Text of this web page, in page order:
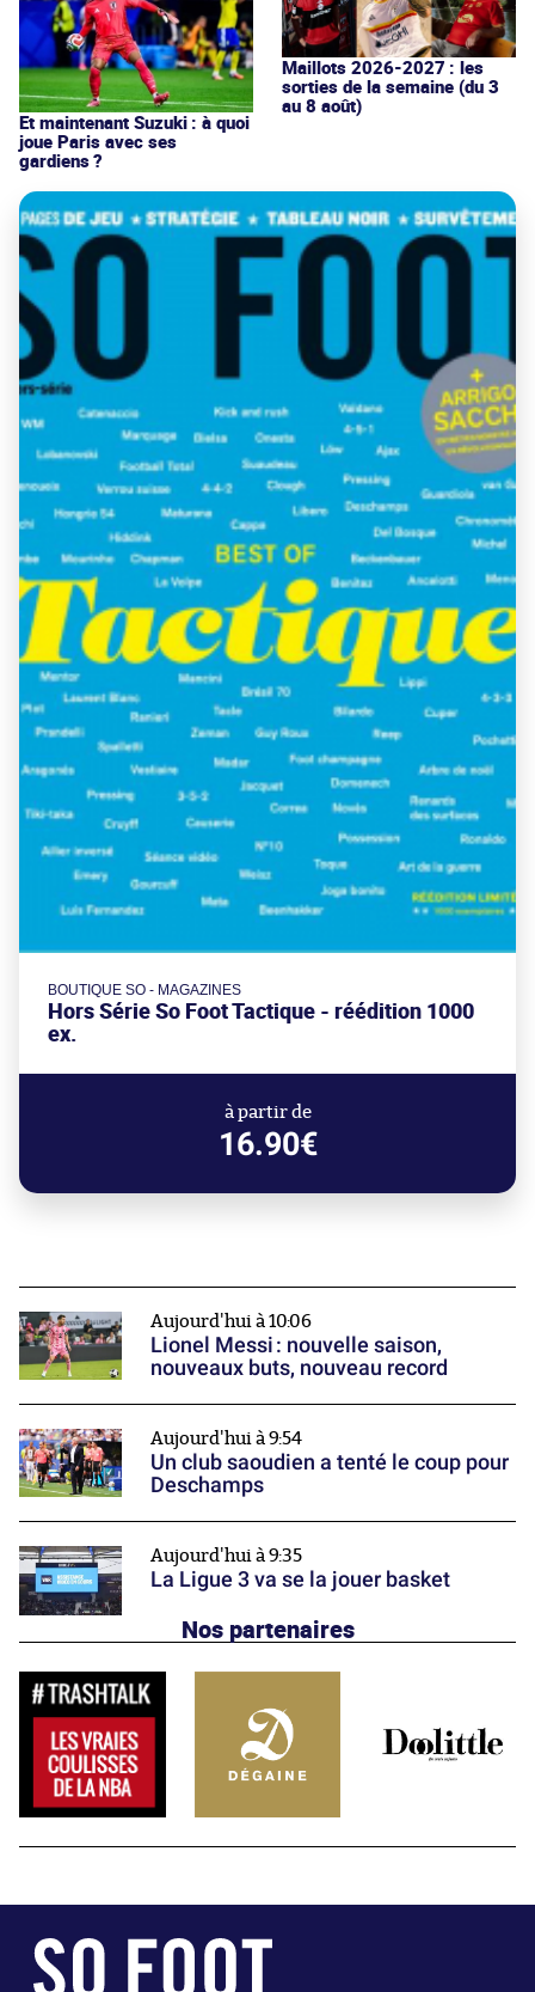
Et maintenant Suzuki : à quoi
joue Paris avec ses
gardiens ?
Maillots 2026-2027 : les
sorties de la semaine (du 3
au 8 août)
BOUTIQUE SO - MAGAZINES
Hors Série So Foot Tactique - réédition 1000
ex.
à partir de
16.90€
Aujourd'hui à 10:06
Lionel Messi : nouvelle saison,
nouveaux buts, nouveau record
Aujourd'hui à 9:54
Un club saoudien a tenté le coup pour
Deschamps
Aujourd'hui à 9:35
La Ligue 3 va se la jouer basket
Nos partenaires